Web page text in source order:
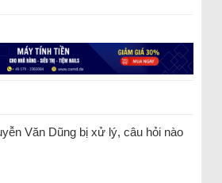
Văn Dũng bị xử lý, câu hỏi nào